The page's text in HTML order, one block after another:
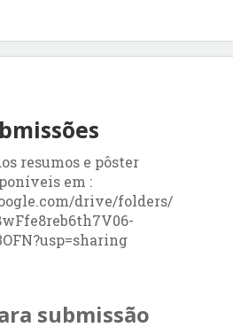
resumos e pôster
em :
drive/folders/
submissão